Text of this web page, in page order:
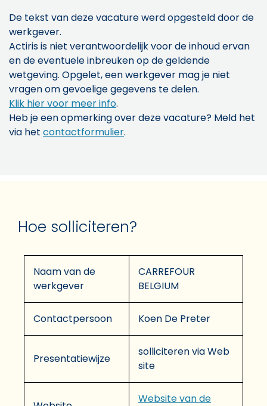
De tekst van deze vacature werd opgesteld door de
werkgever.
Actiris is niet verantwoordelijk voor de inhoud ervan
en de eventuele inbreuken op de geldende
wetgeving. Opgelet, een werkgever mag je niet
vragen om gevoelige gegevens te delen.
Klik hier voor meer info.
Heb je een opmerking over deze vacature? Meld het
via het contactformulier.
Hoe solliciteren?
Naam van de
werkgever
CARREFOUR
BELGIUM
Contactpersoon Koen De Preter
Presentatiewijze
solliciteren via Web
site
Website van de